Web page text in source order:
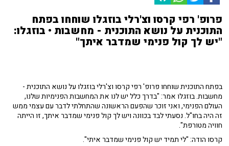
פרופ' רפי קרסו וצ'רלי בוזגלו שוחחו בפתח
התוכנית על נושא התוכנית - מחשבות • בוזגלו:
"יש לך קול פנימי שמדבר איתך"
בפתח התוכנית שוחחו פרופ' רפי קרסו וצ'רלי בוזגלו על נושא התוכנית -
מחשבות. בוזגלו אמר: "בדרך כלל יש לנו את המחשבות הפנימיות שלנו,
העולם הפנימי, ואני זוכר שהפעם הראשונה שהתחלתי לדבר עם עצמי ממש
זה היה בחו"ל. נסעתי לבד בכוונה ויש לך קול פנימי שמדבר איתך, זו הייתה
חוויה מטורפת".
קרסו הודה: "לי תמיד יש קול פנימי שמדבר איתי".